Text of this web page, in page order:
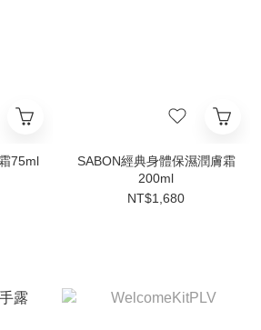
75ml
SABON經典身體保濕潤膚霜
200ml
NT$1,680